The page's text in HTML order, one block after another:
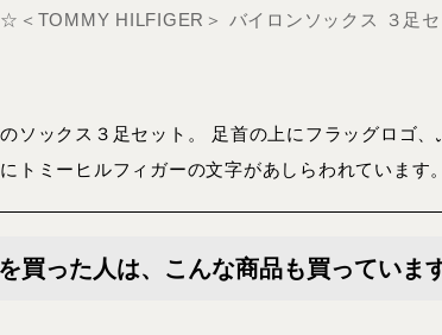
＜TOMMY HILFIGER＞ バイロンソックス ３足
ソックス３足セット。 足首の上にフラッグロゴ
トミーヒルフィガーの文字があしらわれていま
買った人は、こんな商品も買っていま